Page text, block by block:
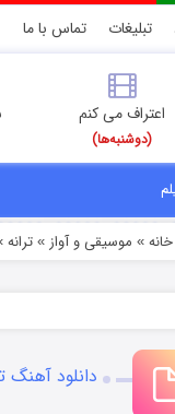
تبلیغات تماس با ما
اعتراف می کنم
(دوشنبه‌ها)
خانه» موسیقی و آواز » ترانه
دانلود آهنگ